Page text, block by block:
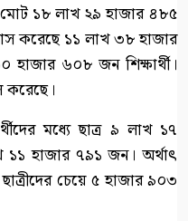
১৮ লাখ ২৯ হাজার ৪৮৫
করেছে ১১ লাখ ৩৮ হাজার
৬০৮ জন শিক্ষার্থী।
করেছে।
মধ্যে ছাত্র ৯ লাখ ১৭
হাজার ৭৯১ জন। অর্থাৎ
চেয়ে ৫ হাজার ৯০৩